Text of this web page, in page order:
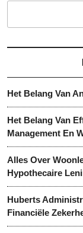
Het Belang Van
Het Belang Van
Management En
Alles Over
Hypothecaire
Huberts
Financiële